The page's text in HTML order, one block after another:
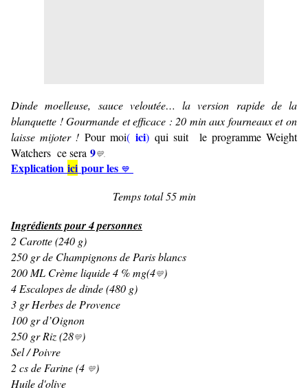
Dinde moelleuse, sauce veloutée… la version rapide de la
blanquette ! Gourmande et efficace : 20 min aux fourneaux et on
laisse mijoter ! Pour moi( ici) qui suit le programme Weight
Watchers ce sera 9💙.
Explication ici pour les 💙
Temps total 55 min
Ingrédients pour 4 personnes
2 Carotte (240 g)
250 gr de Champignons de Paris blancs
200 ML Crème liquide 4 % mg(4💙)
4 Escalopes de dinde (480 g)
3 gr Herbes de Provence
100 gr d’Oignon
250 gr Riz (28💙)
Sel / Poivre
2 cs de Farine (4 💙)
Huile d'olive